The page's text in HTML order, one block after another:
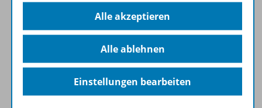
Informationen
Spar-Pakete
Alle akzeptieren
Alle ablehnen
Einstellungen bearbeiten